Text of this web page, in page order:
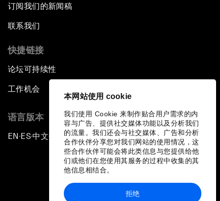
本网站使用 cookie
我们使用 Cookie 来制作贴合用户需求的内
容与广告、提供社交媒体功能以及分析我们
的流量。我们还会与社交媒体、广告和分析
合作伙伴分享您对我们网站的使用情况，这
些合作伙伴可能会将此类信息与您提供给他
们或他们在您使用其服务的过程中收集的其
他信息相结合。
拒绝
订阅我们的新闻稿
联系我们
快捷链接
论坛可持续性
工作机会
语言版本
EN ▪ES▪中文▪ 日本語